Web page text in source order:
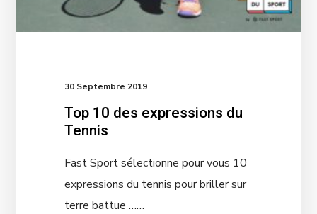
30 Septembre 2019
Top 10 des expressions du
Tennis
Fast Sport sélectionne pour vous 10
expressions du tennis pour briller sur
terre battue ……